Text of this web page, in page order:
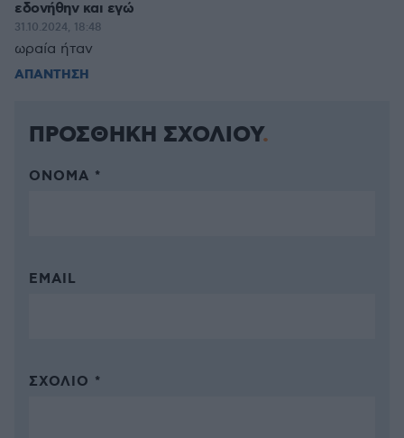
εδονήθην και εγώ
31.10.2024, 18:48
ωραία ήταν
ΑΠΑΝΤΗΣΗ
ΠΡΟΣΘΗΚΗ ΣΧΟΛΙΟΥ
ΌΝΟΜΑ *
EMAIL
ΣΧΌΛΙΟ *